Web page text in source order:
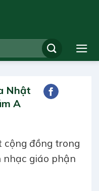
Nhật
A
cộng đồng trong
nhạc giáo phận